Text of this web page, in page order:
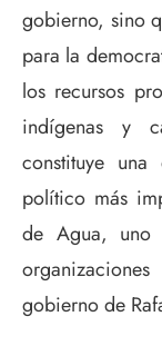
gobierno, sino
para la
los recursos
indígenas y
constituye
político más
de Agua,
gobierno de